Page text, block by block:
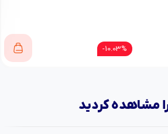
10.03%-
مشاهده کردید